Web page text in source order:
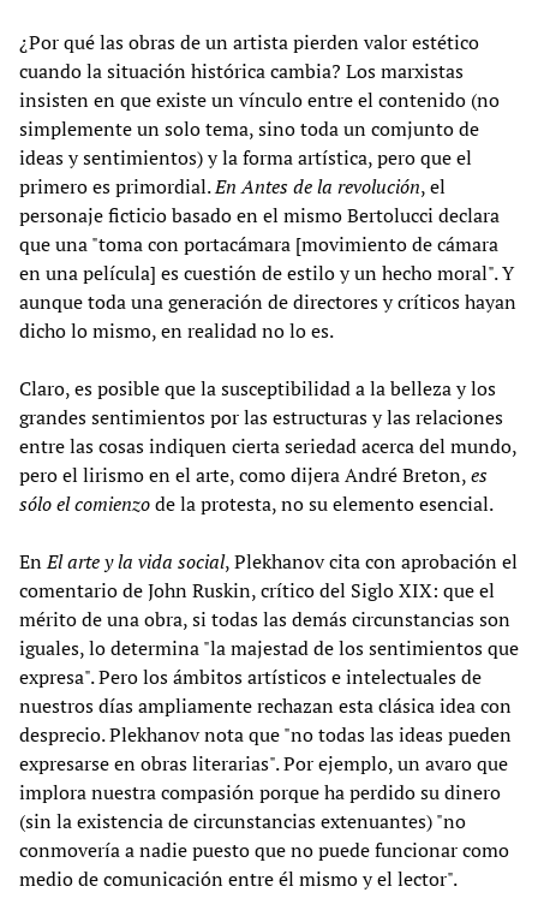
¿Por qué las obras de un artista pierden valor estético
cuando la situación histórica cambia? Los marxistas
insisten en que existe un vínculo entre el contenido (no
simplemente un solo tema, sino toda un comjunto de
ideas y sentimientos) y la forma artística, pero que el
primero es primordial.En Antes de la revolución, el
personaje ficticio basado en el mismo Bertolucci declara
que una "toma con portacámara [movimiento de cámara
en una película] es cuestión de estilo y un hecho moral". Y
aunque toda una generación de directores y críticos hayan
dicho lo mismo, en realidad no lo es.
Claro, es posible que la susceptibilidad a la belleza y los
grandes sentimientos por las estructuras y las relaciones
entre las cosas indiquen cierta seriedad acerca del mundo,
pero el lirismo en el arte, como dijera André Breton,es
sólo el comienzode la protesta, no su elemento esencial.
EnEl arte y la vida social, Plekhanov cita con aprobación el
comentario de John Ruskin, crítico del Siglo XIX: que el
mérito de una obra, si todas las demás circunstancias son
iguales, lo determina "la majestad de los sentimientos que
expresa". Pero los ámbitos artísticos e intelectuales de
nuestros días ampliamente rechazan esta clásica idea con
desprecio. Plekhanov nota que "no todas las ideas pueden
expresarse en obras literarias". Por ejemplo, un avaro que
implora nuestra compasión porque ha perdido su dinero
(sin la existencia de circunstancias extenuantes) "no
conmovería a nadie puesto que no puede funcionar como
medio de comunicación entre él mismo y el lector".